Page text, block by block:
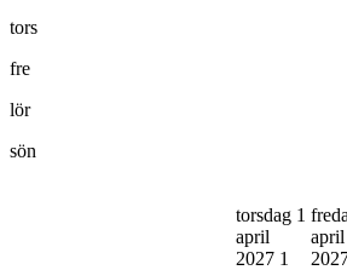
tors
fre
lör
sön
torsdag 1
april
2027 1
april